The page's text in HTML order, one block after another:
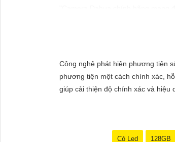
cầu giám sát của bạn. Đừng ngần
Công nghệ phát hiện phương tiện
phương tiện một cách chính xác,
giúp cải thiện độ chính xác và hiệu
Có Led 128GB